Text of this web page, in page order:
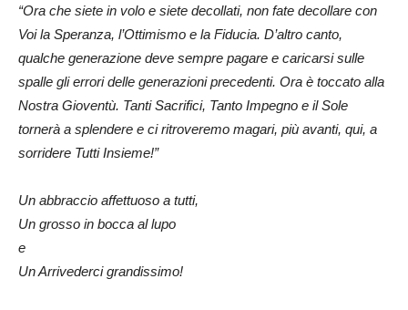
“Ora che siete in volo e siete decollati, non fate decollare con
Voi la Speranza, l’Ottimismo e la Fiducia. D’altro canto,
qualche generazione deve sempre pagare e caricarsi sulle
spalle gli errori delle generazioni precedenti. Ora è toccato alla
Nostra Gioventù. Tanti Sacrifici, Tanto Impegno e il Sole
tornerà a splendere e ci ritroveremo magari, più avanti, qui, a
sorridere Tutti Insieme!”
Un abbraccio affettuoso a tutti,
Un grosso in bocca al lupo
e
Un Arrivederci grandissimo!